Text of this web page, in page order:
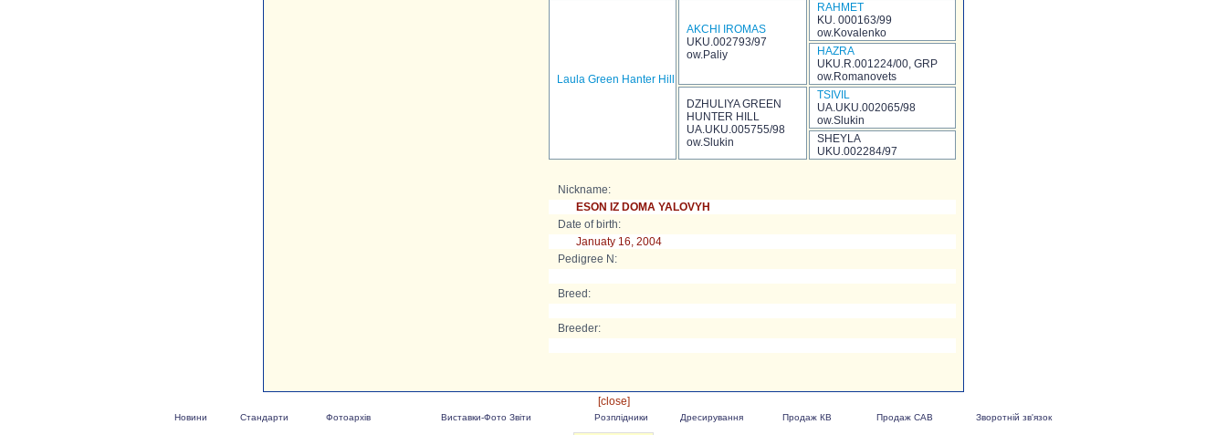
Laula Green Hanter Hill
AKCHI IROMAS
UKU.002793/97
ow.Paliy
RAHMET
KU. 000163/99
ow.Kovalenko
HAZRA
UKU.R.001224/00, GRP
ow.Romanovets
DZHULIYA GREEN
HUNTER HILL
UA.UKU.005755/98
ow.Slukin
TSIVIL
UA.UKU.002065/98
ow.Slukin
SHEYLA
UKU.002284/97
Nickname:
ESON IZ DOMA YALOVYH
Date of birth:
Januaty 16, 2004
Pedigree N:
Breed:
Breeder:
[close]
Новини Стандарти Фотоархів Виставки-Фото Звіти Розплідники Дресирування Продаж КВ Продаж САВ Зворотній зв'язок